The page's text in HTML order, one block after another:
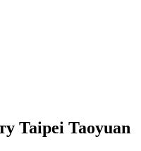
Taipei Taoyuan